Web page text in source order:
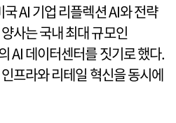
AI 기업 리플렉션 AI와 전략
사는 국내 최대 규모인
AI 데이터센터를 짓기로 했다.
프라와 리테일 혁신을 동시에